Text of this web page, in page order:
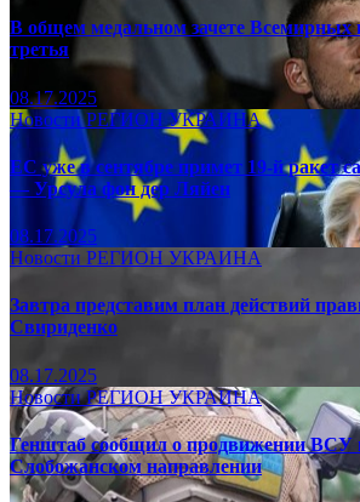
В общем медальном зачете Всемирных
третья
08.17.2025
НовостиРЕГИОНУКРАИНА
ЕС уже в сентябре примет 19-й ракет
— Урсула фон дер Ляйен
08.17.2025
Новости РЕГИОН УКРАИНА
Завтра представим план действий
Свириденко
08.17.2025
НовостиРЕГИОНУКРАИНА
Генштаб сообщил о продвижении ВСУ
Слобожанском направлении